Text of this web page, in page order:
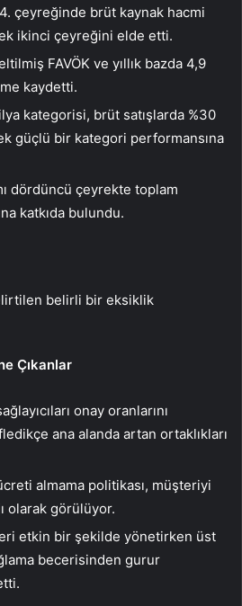
çeyreğinde brüt kaynak hacmi
ikinci çeyreğini elde etti.
FAVÖK ve yıllık bazda 4,9
kaydetti.
kategorisi, brüt satışlarda %30
güçlü bir kategori performansına
dördüncü çeyrekte toplam
katkıda bulundu.
belirli bir eksiklik
Çıkanlar
onay oranlarını
ana alanda artan ortaklıkları
almama politikası, müşteriyi
olarak görülüyor.
etkin bir şekilde yönetirken üst
becerisinden gurur